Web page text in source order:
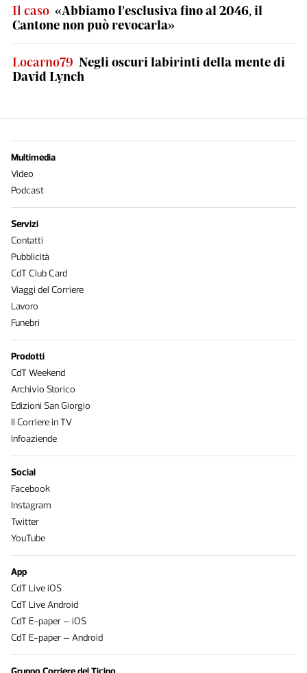
Il caso «Abbiamo l’esclusiva fino al 2046, il
Cantone non può revocarla»
Locarno79 Negli oscuri labirinti della mente di
David Lynch
Multimedia
Video
Podcast
Servizi
Contatti
Pubblicità
CdT Club Card
Viaggi del Corriere
Lavoro
Funebri
Prodotti
CdT Weekend
Archivio Storico
Edizioni San Giorgio
Il Corriere in TV
Infoaziende
Social
Facebook
Instagram
Twitter
YouTube
App
CdT Live iOS
CdT Live Android
CdT E-paper – iOS
CdT E-paper – Android